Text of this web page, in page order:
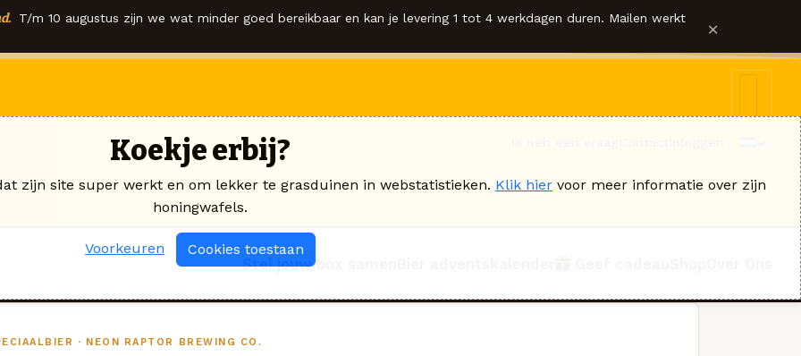
T/m 10 augustus zijn we wat minder goed bereikbaar en kan je levering 1 tot 4 werkdagen duren. Mailen werkt ×
Stel jouw box samen
· NEON RAPTOR BREWING CO.
Koekje erbij?
zijn site super werkt en om lekker te grasduinen in webstatistieken. Klik hier voor meer informatie over zijn
honingwafels.
Voorkeuren Cookies toestaan